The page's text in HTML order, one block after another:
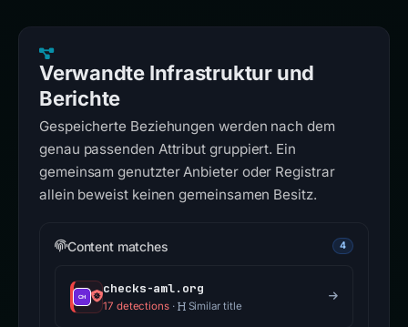
Verwandte Infrastruktur und
Berichte
Gespeicherte Beziehungen werden nach dem
genau passenden Attribut gruppiert. Ein
gemeinsam genutzter Anbieter oder Registrar
allein beweist keinen gemeinsamen Besitz.
Content matches 4
checks-aml.org
17 detections· Similar title